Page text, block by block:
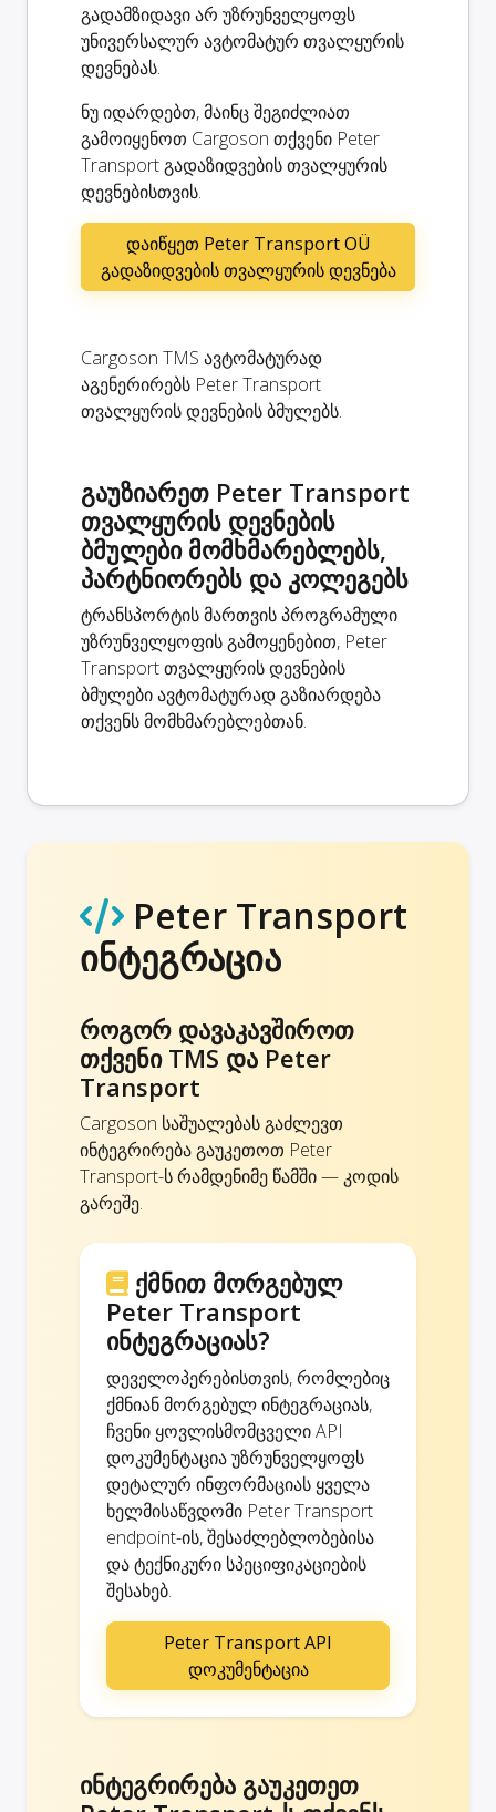
გადამზიდავი არ უზრუნველყოფს
უნივერსალურ ავტომატურ თვალყურის
დევნებას.
ნუ იდარდებთ, მაინც შეგიძლიათ
გამოიყენოთ Cargoson თქვენი Peter
Transport გადაზიდვების თვალყურის
დევნებისთვის.
დაიწყეთ Peter Transport OÜ
გადაზიდვების თვალყურის დევნება
Cargoson TMS ავტომატურად
აგენერირებს Peter Transport
თვალყურის დევნების ბმულებს.
გაუზიარეთ Peter Transport
თვალყურის დევნების
ბმულები მომხმარებლებს,
პარტნიორებს და კოლეგებს
ტრანსპორტის მართვის პროგრამული
უზრუნველყოფის გამოყენებით, Peter
Transport თვალყურის დევნების
ბმულები ავტომატურად გაზიარდება
თქვენს მომხმარებლებთან.
Peter Transport
ინტეგრაცია
როგორ დავაკავშიროთ
თქვენი TMS და Peter
Transport
Cargoson საშუალებას გაძლევთ
ინტეგრირება გაუკეთოთ Peter
Transport-ს რამდენიმე წამში — კოდის
გარეშე.
ქმნით მორგებულ
Peter Transport
ინტეგრაციას?
დეველოპერებისთვის, რომლებიც
ქმნიან მორგებულ ინტეგრაციას,
ჩვენი ყოვლისმომცველი API
დოკუმენტაცია უზრუნველყოფს
დეტალურ ინფორმაციას ყველა
ხელმისაწვდომი Peter Transport
endpoint-ის, შესაძლებლობებისა
და ტექნიკური სპეციფიკაციების
შესახებ.
Peter Transport API
დოკუმენტაცია
ინტეგრირება გაუკეთეთ